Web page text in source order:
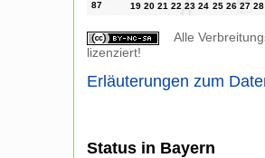
Alle
lizenziert!
Erläuterungen zum
Status in Bayern